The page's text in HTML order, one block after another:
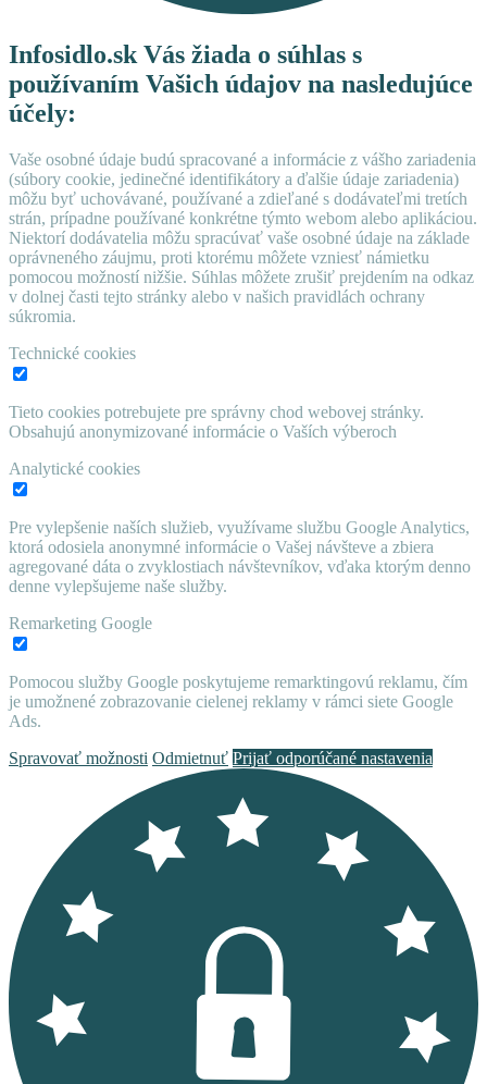
Infosidlo.sk Vás žiada o súhlas s
používaním Vašich údajov na nasledujúce
účely:
Vaše osobné údaje budú spracované a informácie z vášho zariadenia
(súbory cookie, jedinečné identifikátory a ďalšie údaje zariadenia)
môžu byť uchovávané, používané a zdieľané s dodávateľmi tretích
strán, prípadne používané konkrétne týmto webom alebo aplikáciou.
Niektorí dodávatelia môžu spracúvať vaše osobné údaje na základe
oprávneného záujmu, proti ktorému môžete vzniesť námietku
pomocou možností nižšie. Súhlas môžete zrušiť prejdením na odkaz
v dolnej časti tejto stránky alebo v našich pravidlách ochrany
súkromia.
Technické cookies
Tieto cookies potrebujete pre správny chod webovej stránky.
Obsahujú anonymizované informácie o Vaších výberoch
Analytické cookies
Pre vylepšenie naších služieb, využívame službu Google Analytics,
ktorá odosiela anonymné informácie o Vašej návšteve a zbiera
agregované dáta o zvyklostiach návštevníkov, vďaka ktorým denno
denne vylepšujeme naše služby.
Remarketing Google
Pomocou služby Google poskytujeme remarktingovú reklamu, čím
je umožnené zobrazovanie cielenej reklamy v rámci siete Google
Ads.
Spravovať možnosti Odmietnuť Prijať odporúčané nastavenia